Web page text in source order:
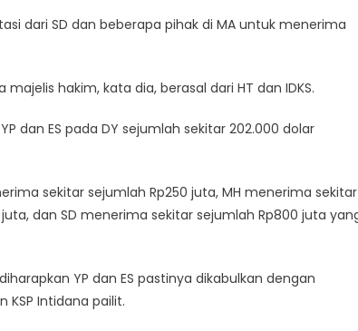
dari SD dan beberapa pihak di MA untuk menerima
hakim, kata dia, berasal dari HT dan IDKS.
dan ES pada DY sejumlah sekitar 202.000 dolar
sekitar sejumlah Rp250 juta, MH menerima sekitar
dan SD menerima sekitar sejumlah Rp800 juta
YP dan ES pastinya dikabulkan dengan
Intidana pailit.